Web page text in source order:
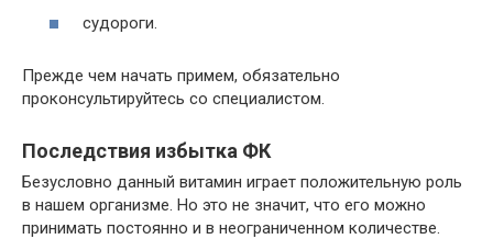
судороги.
Прежде чем начать примем, обязательно
проконсультируйтесь со специалистом.
Последствия избытка ФК
Безусловно данный витамин играет положительную роль
в нашем организме. Но это не значит, что его можно
принимать постоянно и в неограниченном количестве.